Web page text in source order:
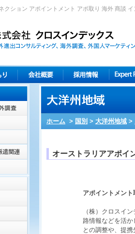
クション アポイントメント アポ取り 海外 商談
ホーム > 国別 > 大洋州地域 >
オーストラリアアポイ
アポイントメント
（株）クロスイ
路情報などを活
との調整や、提